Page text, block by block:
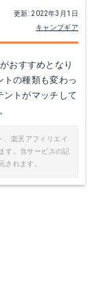
更新: 2022年3月1日
キャンプギア
おすすめとなり
トの種類も変わっ
ントがマッチして
、楽天アフィリエイ
す。当サービスの記
されます。
詳細を見る
詳細を見る